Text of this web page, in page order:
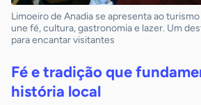
Limoeiro de Anadia se apresenta ao
une fé, cultura, gastronomia e lazer. Um
para encantar visitantes
Fé e tradição que
história local